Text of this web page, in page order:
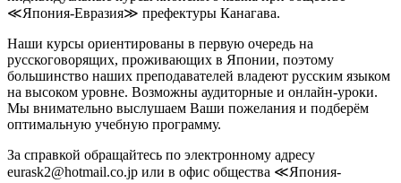
≪Япония-Евразия≫ префектуры Канагава.
Наши курсы ориентированы в первую очередь на
русскоговорящих, проживающих в Японии, поэтому
большинство наших преподавателей владеют русским языком
на высоком уровне. Возможны аудиторные и онлайн-уроки.
Мы внимательно выслушаем Ваши пожелания и подберём
оптимальную учебную программу.
За справкой обращайтесь по электронному адресу
eurask2@hotmail.co.jp или в офис общества ≪Япония-